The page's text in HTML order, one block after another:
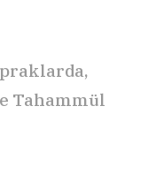
Tahammül